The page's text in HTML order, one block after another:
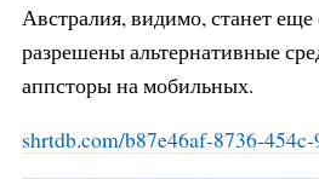
Австралия, видимо, станет
разрешены альтернативные
аппсторы на мобильных.
shrtdb.com/b87e46af-8736-454c-